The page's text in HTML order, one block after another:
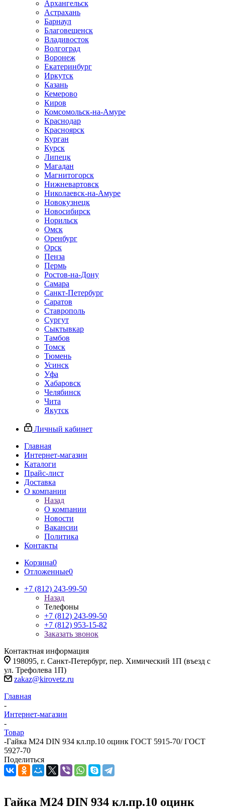
Архангельск
Астрахань
Барнаул
Благовещенск
Владивосток
Волгоград
Воронеж
Екатеринбург
Иркутск
Казань
Кемерово
Киров
Комсомольск-на-Амуре
Краснодар
Красноярск
Курган
Курск
Липецк
Магадан
Магнитогорск
Нижневартовск
Николаевск-на-Амуре
Новокузнецк
Новосибирск
Норильск
Омск
Оренбург
Орск
Пенза
Пермь
Ростов-на-Дону
Самара
Санкт-Петербург
Саратов
Ставрополь
Сургут
Сыктывкар
Тамбов
Томск
Тюмень
Усинск
Уфа
Хабаровск
Челябинск
Чита
Якутск
Личный кабинет
Главная
Интернет-магазин
Каталоги
Прайс-лист
Доставка
О компании
Назад
О компании
Новости
Вакансии
Политика
Контакты
Корзина0
Отложенные0
+7 (812) 243-99-50
Назад
Телефоны
+7 (812) 243-99-50
+7 (812) 953-15-82
Заказать звонок
Контактная информация
198095, г. Санкт-Петербург, пер. Химический 1П (въезд с
ул. Трефолева 1П)
zakaz@kirovetz.ru
Главная
-
Интернет-магазин
-
Товар
-Гайка М24 DIN 934 кл.пр.10 оцинк ГОСТ 5915-70/ ГОСТ
5927-70
Поделиться
Гайка М24 DIN 934 кл.пр.10 оцинк